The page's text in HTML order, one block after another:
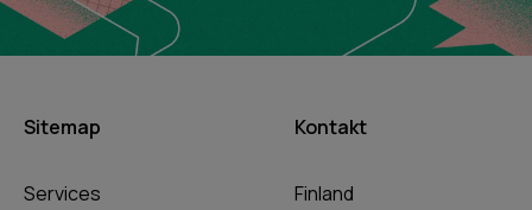
Sitemap
Services
Kontakt
Finland